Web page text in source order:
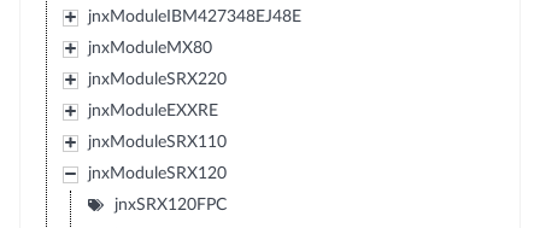
jnxModuleIBM427348EJ48E
jnxModuleMX80
jnxModuleSRX220
jnxModuleEXXRE
jnxModuleSRX110
jnxModuleSRX120
jnxSRX120FPC